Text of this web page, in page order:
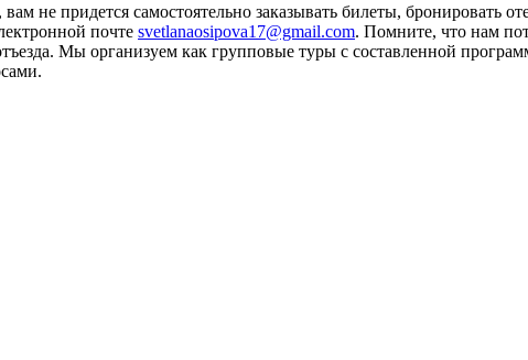
не придется самостоятельно заказывать билеты, бронировать
почте svetlanaosipova17@gmail.com. Помните, что нам
Мы организуем как групповые туры с составленной